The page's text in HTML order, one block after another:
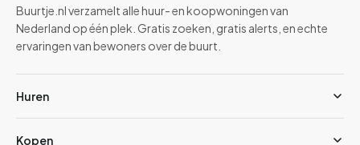
Buurtje.nl verzamelt alle huur- en koopwoningen van
Nederland op één plek. Gratis zoeken, gratis alerts, en echte
ervaringen van bewoners over de buurt.
Huren
Kopen